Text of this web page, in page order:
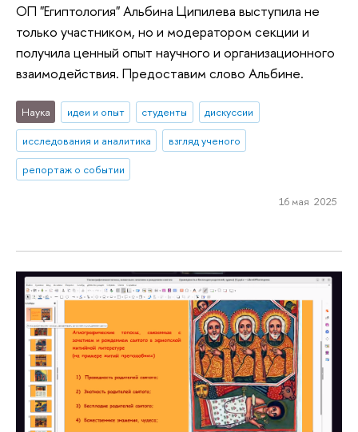
ОП "Египтология" Альбина Ципилева выступила не
только участником, но и модератором секции и
получила ценный опыт научного и организационного
взаимодействия. Предоставим слово Альбине.
Наука идеи и опыт студенты
дискуссии
исследования и аналитика
взгляд ученого
репортаж о событии
16 мая 2025